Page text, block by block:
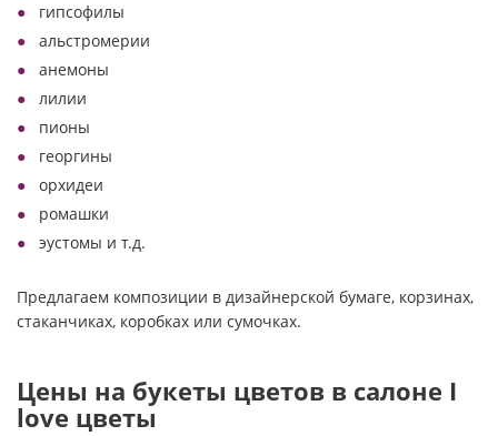
гипсофилы
альстромерии
анемоны
лилии
пионы
георгины
орхидеи
ромашки
эустомы и т.д.
Предлагаем композиции в дизайнерской бумаге, корзинах,
стаканчиках, коробках или сумочках.
Цены на букеты цветов в салоне I
love цветы